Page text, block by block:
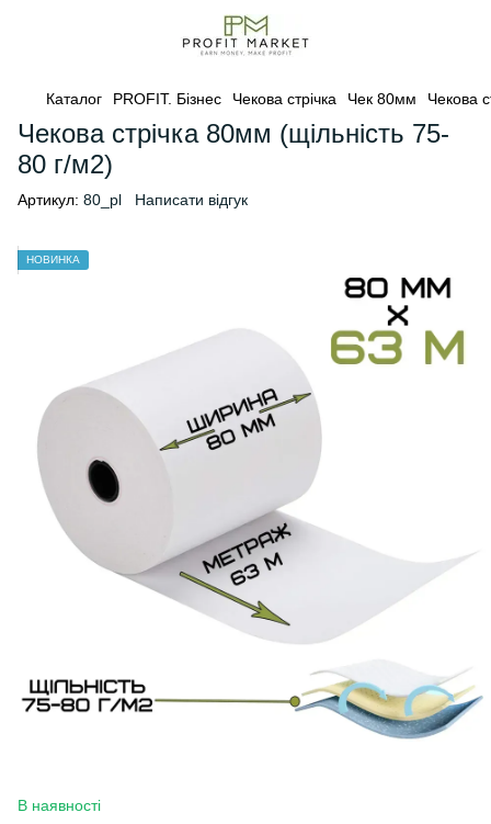
Каталог PROFIT. Бізнес Чекова стрічка Чек 80мм Чекова
Чекова стрічка 80мм (щільність 75-
80 г/м2)
Артикул: 80_pl Написати відгук
НОВИНКА
В наявності